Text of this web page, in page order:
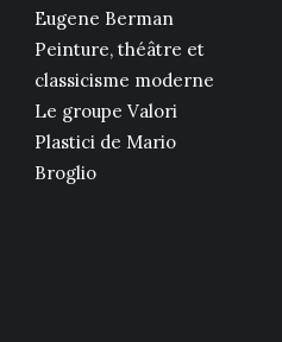
Eugene Berman
Peinture, théâtre et
classicisme moderne
Le groupe Valori
Plastici de Mario
Broglio